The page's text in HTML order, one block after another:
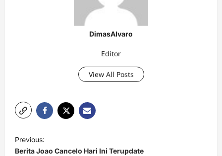
DimasAlvaro
Editor
View All Posts
P
o
Previous:
Berita Joao Cancelo Hari Ini Terupdate